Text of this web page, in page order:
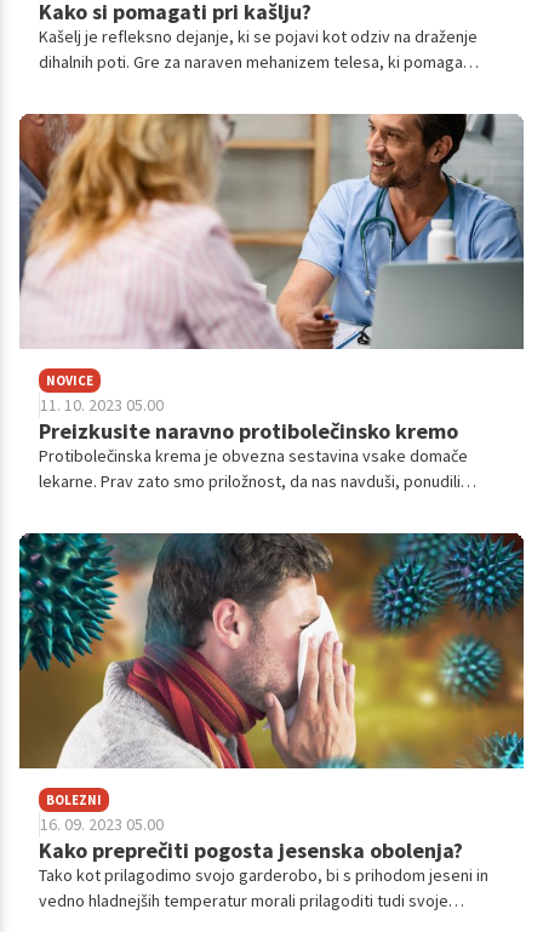
Kako si pomagati pri kašlju?
Kašelj je refleksno dejanje, ki se pojavi kot odziv na draženje
dihalnih poti. Gre za naraven mehanizem telesa, ki pomaga
Vendar pa se kašelj lahko pojavi tudi kot simptom različnih
bolezni. Poglejmo si, kdaj in kako.
NOVICE
11. 10. 2023 05.00
Preizkusite naravno protibolečinsko kremo
Protibolečinska krema je obvezna sestavina vsake domače
lekarne. Prav zato smo priložnost, da nas navduši, ponudili
kot desetletje.
BOLEZNI
16. 09. 2023 05.00
Kako preprečiti pogosta jesenska obolenja?
Tako kot prilagodimo svojo garderobo, bi s prihodom jeseni in
vedno hladnejših temperatur morali prilagoditi tudi svoje